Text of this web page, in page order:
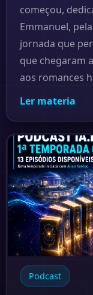
começou,
Emmanuel,
jornada que
que chegaram
aos romances
Ler materia
Podcast